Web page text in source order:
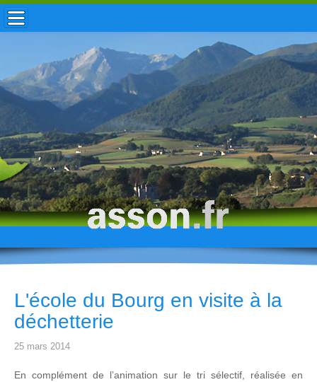
ACCUEIL / INFOS
MUNICIPALITÉ
VIE LOCALE
ENFANCE
TOURISME
HISTOIRE
L'école du Bourg en visite à la
déchetterie
25 mars 2014
En complément de l’animation sur le tri sélectif, réalisée en